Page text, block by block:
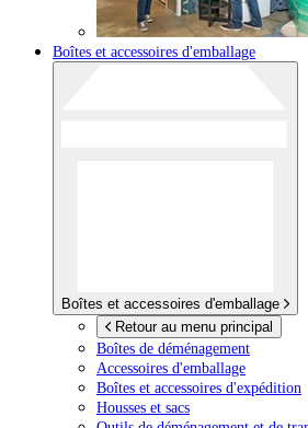
Boîtes et accessoires d'emballage
Boîtes et accessoires d'emballage
Retour au menu principal
Boîtes de déménagement
Accessoires d'emballage
Boîtes et accessoires d'expédition
Housses et sacs